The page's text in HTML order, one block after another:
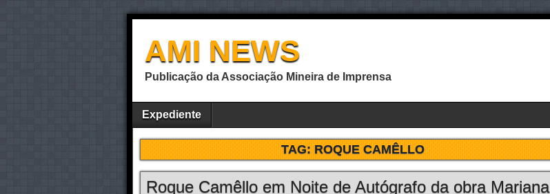
AMI NEWS
Publicação da Associação Mineira de Imprensa
Expediente
TAG:ROQUE CAMÊLLO
Roque Camêllo em Noite de Autógrafo da obra Mariana